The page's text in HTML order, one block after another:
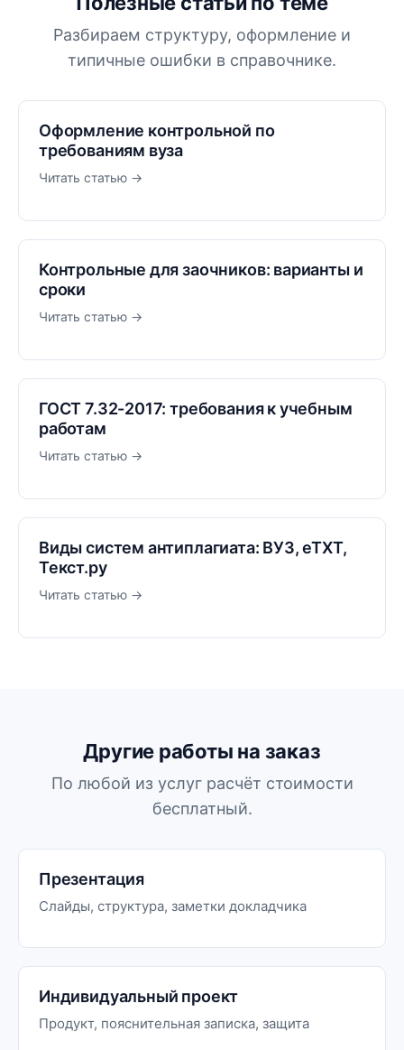
Разбираем структуру, оформление и
типичные ошибки в справочнике.
Оформление контрольной по
требованиям вуза
Читать статью →
Контрольные для заочников: варианты и
сроки
Читать статью →
ГОСТ 7.32-2017: требования к учебным
работам
Читать статью →
Виды систем антиплагиата: ВУЗ, eTXT,
Текст.ру
Читать статью →
Другие работы на заказ
По любой из услуг расчёт стоимости
бесплатный.
Презентация
Слайды, структура, заметки докладчика
Индивидуальный проект
Продукт, пояснительная записка, защита